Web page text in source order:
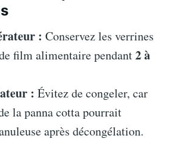
: Conservez les verrines
film alimentaire pendant2 à
: Évitez de congeler, car
la panna cotta pourrait
après décongélation.